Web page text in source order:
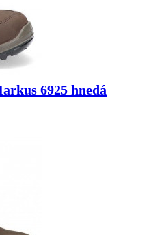
6925 hnedá